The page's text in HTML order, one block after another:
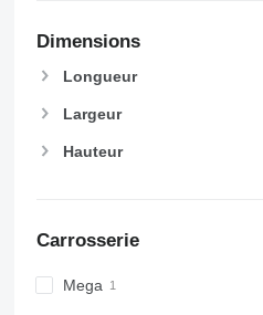
Dimensions
Longueur
Largeur
Hauteur
Carrosserie
Mega